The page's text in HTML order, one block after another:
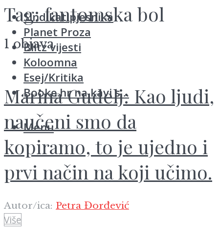
Sindikat pjesnika
Planet Proza
Blitz vijesti
Koloomna
Esej/Kritika
Booke.hr na kavi s…
Menu
Tag:fantomska bol
1 objava
Marina Gudelj: Kao ljudi,
naučeni smo da
kopiramo, to je ujedno i
prvi način na koji učimo.
Autor/ica: Petra Đorđević
Više